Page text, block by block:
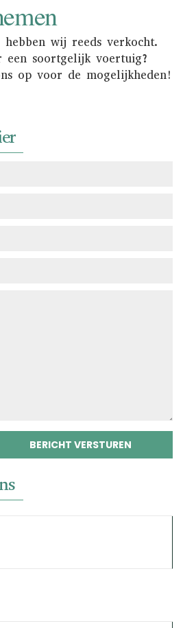
hebben wij reeds verkocht.
een soortgelijk voertuig?
op voor de mogelijkheden!